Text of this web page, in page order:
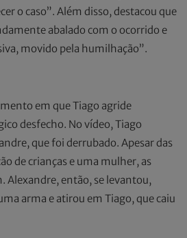
o caso”. Além disso, destacou que
abalado com o ocorrido e
movido pela humilhação”.
em que Tiago agride
desfecho. No vídeo, Tiago
que foi derrubado. Apesar das
de crianças e uma mulher, as
Alexandre, então, se levantou,
arma e atirou em Tiago, que caiu